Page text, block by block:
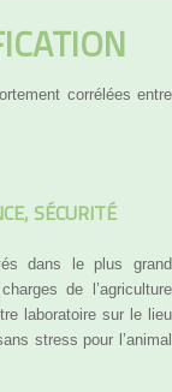
corrélées entre
SÉCURITÉ
dans le plus grand
de l’agriculture
laboratoire sur le lieu
stress pour l’animal